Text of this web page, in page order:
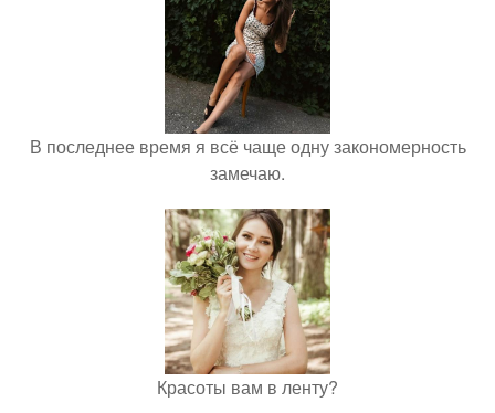
В последнее время я всё чаще одну закономерность
замечаю.
Красоты вам в ленту?